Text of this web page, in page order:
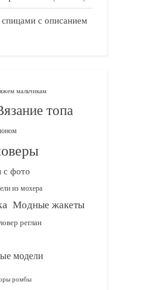
с описанием
мальчикам
топа
с фото
из мохера
Модные жакеты
реглан
модели
ромбы